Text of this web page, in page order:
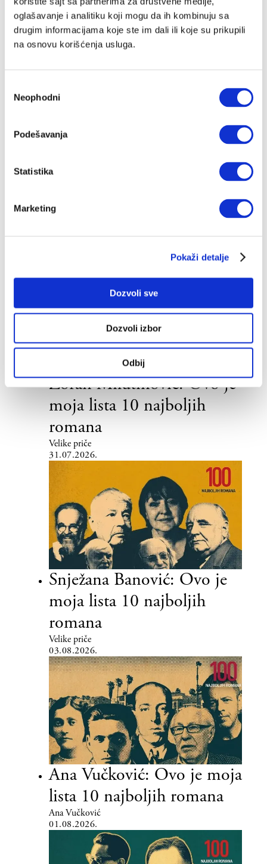
oglašavanje i analitiku koji mogu da ih kombinuju sa
drugim informacijama koje ste im dali ili koje su prikupili
na osnovu korišćenja usluga.
сагласности
Neophodni
Podešavanja
Statistika
Marketing
Pokaži detalje
Dozvoli sve
Dozvoli izbor
Odbij
Ivan Lalić
Zoran Milutinović: Ovo je
moja lista 10 najboljih
romana
Velike priče
31.07.2026.
Snježana Banović: Ovo je
moja lista 10 najboljih
romana
Velike priče
03.08.2026.
Ana Vučković: Ovo je moja
lista 10 najboljih romana
Ana Vučković
01.08.2026.